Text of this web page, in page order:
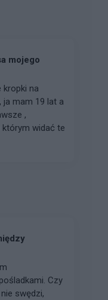
mojego
kropki na
ja mam 19 lat a
,
którym widać te
Czy
swędzi,